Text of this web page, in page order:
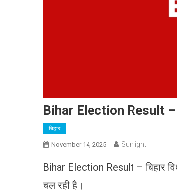
Bihar Election Result –
बिहार
November 14, 2025 Sunlight
Bihar Election Result – बिहार
चल रही है।